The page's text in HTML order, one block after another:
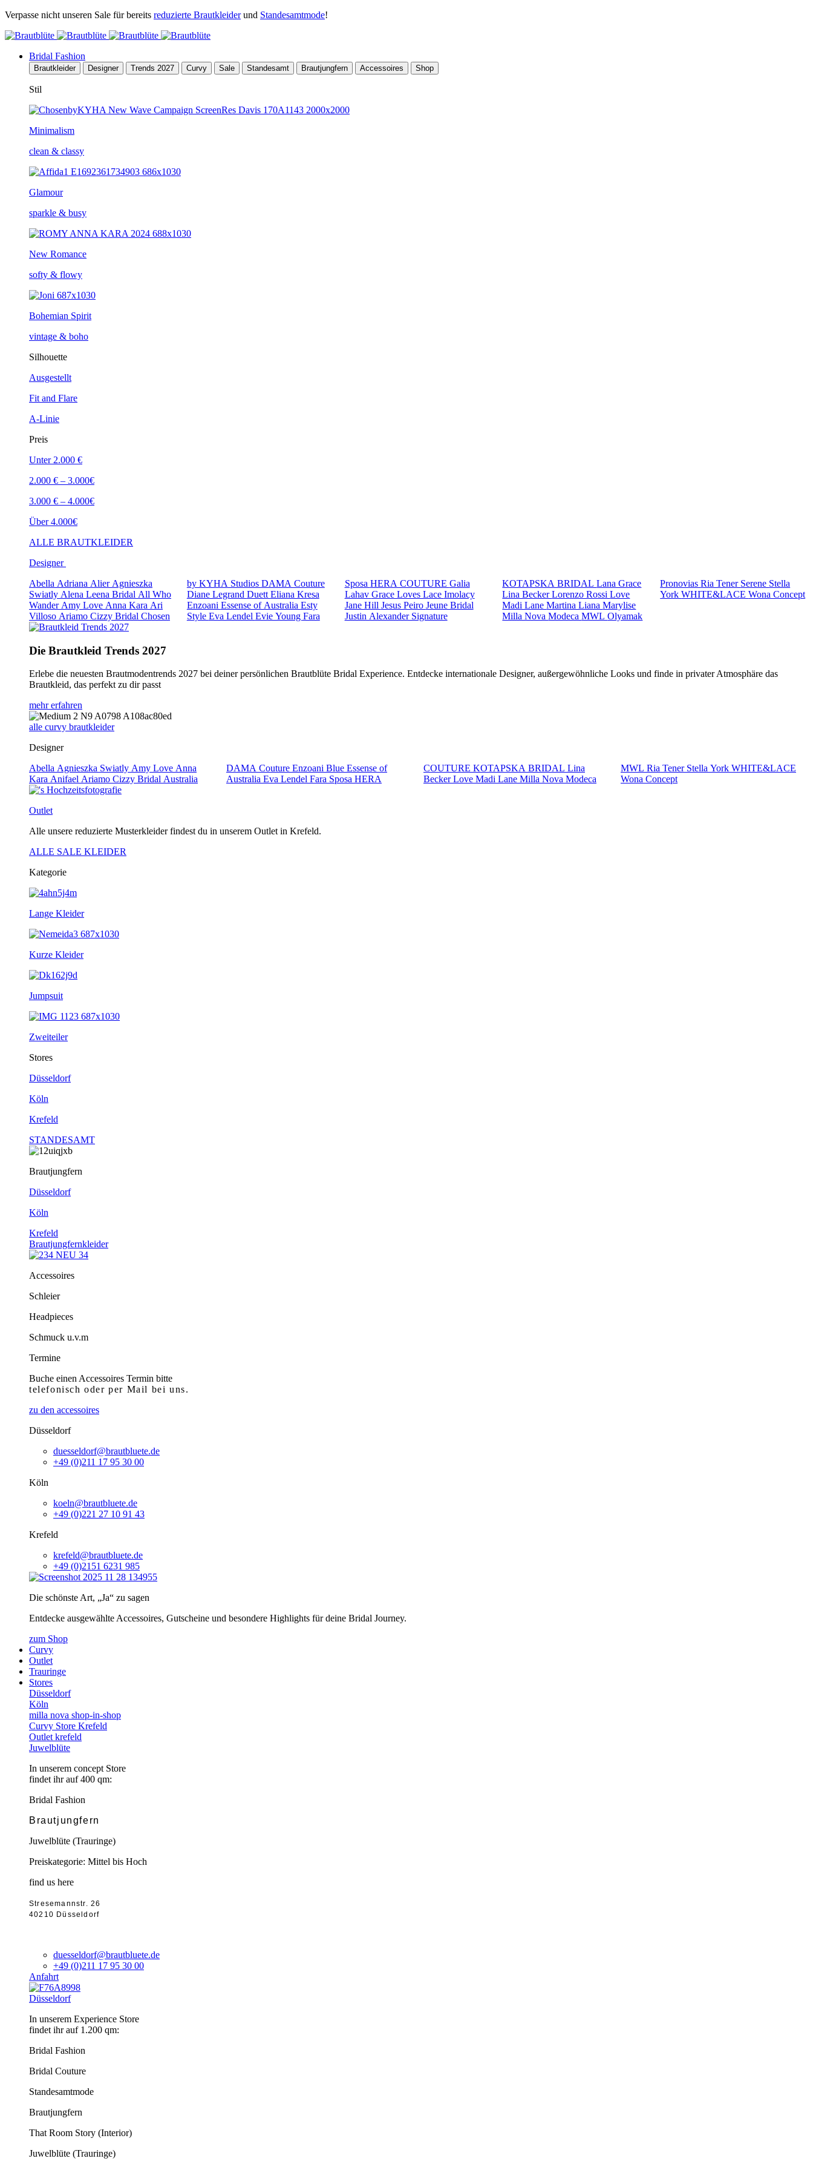
Verpasse nicht unseren Sale für bereits reduzierte Brautkleiderund Standesamtmode!
Bridal Fashion
Brautkleider Designer Trends 2027 Curvy Sale Standesamt Brautjungfern Accessoires Shop
Stil
Minimalism
clean & classy
Glamour
sparkle & busy
New Romance
softy & flowy
Bohemian Spirit
vintage & boho
Silhouette
Ausgestellt
Fit and Flare
A-Linie
Preis
Unter 2.000 €
2.000 € – 3.000€
3.000 € – 4.000€
Über 4.000€
ALLE BRAUTKLEIDER
Designer
Abella Adriana Alier Agnieszka
Swiatly Alena Leena Bridal All Who
Wander Amy Love Anna Kara Ari
Villoso Ariamo Cizzy Bridal Chosen
by KYHA Studios DAMA Couture
Diane Legrand Duett Eliana Kresa
Enzoani Essense of Australia Esty
Style Eva Lendel Evie Young Fara
Sposa HERA COUTURE Galia
Lahav Grace Loves Lace Imolacy
Jane Hill Jesus Peiro Jeune Bridal
Justin Alexander Signature
KOTAPSKA BRIDALLana Grace
Lina BeckerLorenzo RossiLove
Madi LaneMartina LianaMarylise
Milla NovaModecaMWLOlyamak
PronoviasRia Tener Serene Stella
YorkWHITE&LACEWona Concept
Die Brautkleid Trends 2027
Erlebe die neuesten Brautmodentrends 2027 bei deiner persönlichen Brautblüte Bridal Experience. Entdecke internationale Designer, außergewöhnliche Looks und finde in privater Atmosphäre das
Brautkleid, das perfekt zu dir passt
mehr erfahren
alle curvy brautkleider
Designer
Abella Agnieszka Swiatly Amy Love Anna
Kara Anifael Ariamo Cizzy Bridal Australia
DAMA Couture Enzoani Blue Essense of
Australia Eva Lendel Fara Sposa HERA
COUTURE KOTAPSKA BRIDAL Lina
BeckerLove Madi Lane Milla Nova Modeca
MWL Ria Tener Stella York WHITE&LACE
Wona Concept
Outlet
Alle unsere reduzierte Musterkleider findest du in unserem Outlet in Krefeld.
ALLE SALE KLEIDER
Kategorie
Lange Kleider
Kurze Kleider
Jumpsuit
Zweiteiler
Stores
Düsseldorf
Köln
Krefeld
STANDESAMT
Brautjungfern
Düsseldorf
Köln
Krefeld
Brautjungfernkleider
Accessoires
Schleier
Headpieces
Schmuck u.v.m
Termine
Buche einen Accessoires Termin bitte
telefonischoder per Mail bei uns.
zu den accessoires
Düsseldorf
duesseldorf@brautbluete.de
+49 (0)211 17 95 30 00
Köln
koeln@brautbluete.de
+49 (0)221 27 10 91 43
Krefeld
krefeld@brautbluete.de
+49 (0)2151 6231 985
Die schönste Art, „Ja“ zu sagen
Entdecke ausgewählte Accessoires, Gutscheine und besondere Highlights für deine Bridal Journey.
zum Shop
Curvy
Outlet
Trauringe
Stores
Düsseldorf
Köln
milla nova shop-in-shop
Curvy Store Krefeld
Outlet krefeld
Juwelblüte
In unserem concept Store
findet ihr auf 400 qm:
Bridal Fashion
Brautjungfern
Juwelblüte (Trauringe)
Preiskategorie: Mittel bis Hoch
find us here
Stresemannstr. 26
40210 Düsseldorf
duesseldorf@brautbluete.de
+49 (0)211 17 95 30 00
Anfahrt
Düsseldorf
In unserem Experience Store
findet ihr auf 1.200 qm:
Bridal Fashion
Bridal Couture
Standesamtmode
Brautjungfern
That Room Story (Interior)
Juwelblüte (Trauringe)